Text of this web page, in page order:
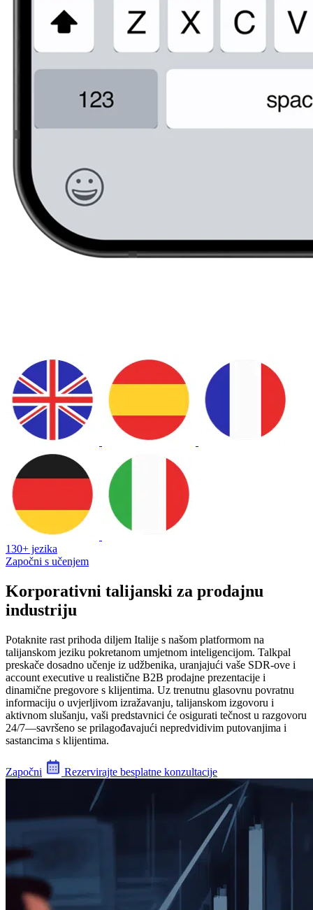
130+ jezika
Započni s učenjem
Korporativni talijanski za prodajnu
industriju
Potaknite rast prihoda diljem Italije s našom platformom na
talijanskom jeziku pokretanom umjetnom inteligencijom. Talkpal
preskače dosadno učenje iz udžbenika, uranjajući vaše SDR-ove i
account executive u realistične B2B prodajne prezentacije i
dinamične pregovore s klijentima. Uz trenutnu glasovnu povratnu
informaciju o uvjerljivom izražavanju, talijanskom izgovoru i
aktivnom slušanju, vaši predstavnici će osigurati tečnost u razgovoru
24/7—savršeno se prilagođavajući nepredvidivim putovanjima i
sastancima s klijentima.
Započni Rezervirajte besplatne konzultacije